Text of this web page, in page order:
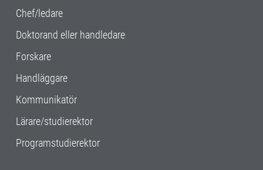
Chef/ledare
Doktorand eller handledare
Forskare
Handläggare
Kommunikatör
Lärare/studierektor
Programstudierektor